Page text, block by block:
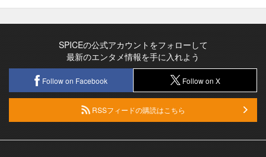
SPICEの公式アカウントをフォローして
最新のエンタメ情報を手に入れよう
Follow on Facebook Follow on X
RSSフィードの購読はこちら